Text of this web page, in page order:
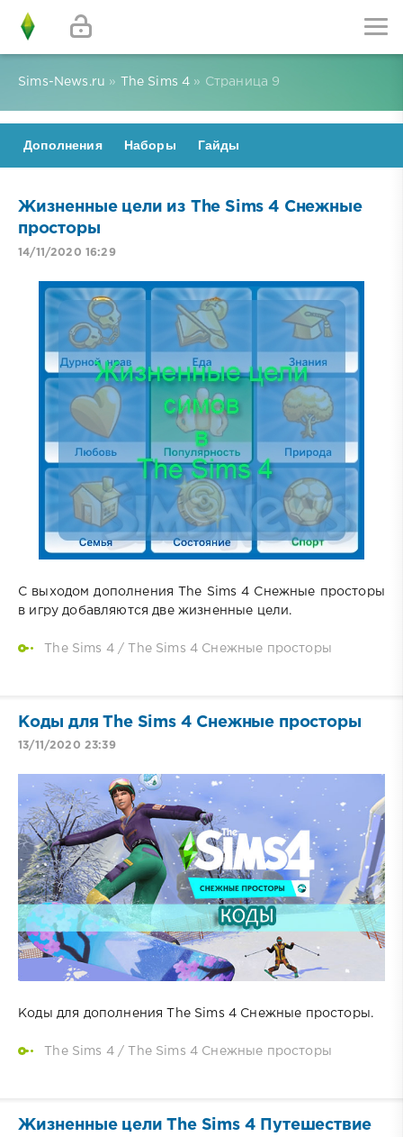
Sims-News.ru » The Sims 4 » Страница 9
Дополнения Наборы Гайды
Жизненные цели из The Sims 4 Снежные
просторы
14/11/2020 16:29
С выходом дополнения The Sims 4 Снежные просторы
в игру добавляются две жизненные цели.
The Sims 4/ The Sims 4 Снежные просторы
Коды для The Sims 4 Снежные просторы
13/11/2020 23:39
Коды для дополнения The Sims 4 Снежные просторы.
The Sims 4/ The Sims 4 Снежные просторы
Жизненные цели The Sims 4 Путешествие